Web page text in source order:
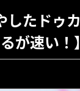
たドゥ
が速い！】